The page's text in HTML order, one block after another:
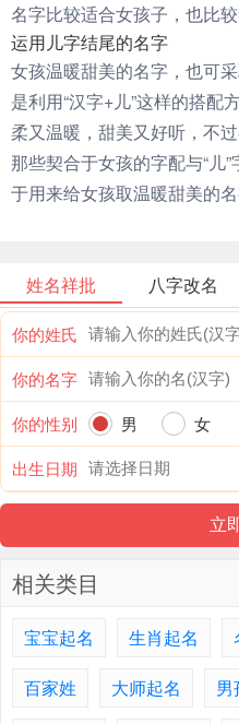
名字比较适合女孩子，也比较
运用儿字结尾的名字
女孩温暖甜美的名字，也可
是利用“汉字+儿”这样的搭配
柔又温暖，甜美又好听，不
那些契合于女孩的字配与“儿
于用来给女孩取温暖甜美的名
姓名祥批 八字改名
你的姓氏
你的名字
你的性别
男
女
出生日期
相关类目
宝宝起名 生肖起名
百家姓
大师起名 男